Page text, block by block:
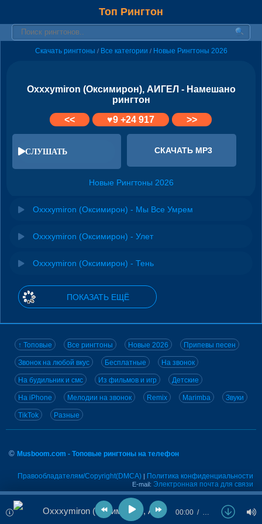
Топ Рингтон
Скачать рингтоны / Все категории / Новые Рингтоны 2026
Oxxxymiron (Оксимирон), АИГЕЛ - Намешано
рингтон
<<
♥9+24 917 >>
СЛУШАТЬ СКАЧАТЬ MP3
Новые Рингтоны 2026
Oxxxymiron (Оксимирон) - Мы Все Умрем
Oxxxymiron (Оксимирон) - Улет
Oxxxymiron (Оксимирон) - Тень
ПОКАЗАТЬ ЕЩЁ
↑ Топовые Все рингтоны Новые 2026 Припевы песен
Звонок на любой вкус Бесплатные На звонок
На будильник и смс Из фильмов и игр Детские
На iPhone Мелодии на звонок Remix Marimba Звуки
TikTok Разные
© Musboom.com - Топовые рингтоны на телефон
Правообладателям/Copyright(DMCA) | Политика конфиденциальности
E-mail: Электронная почта для связи
Oxxxymiron (Оксимирон), АИГЕЛ - Намешано 00:00 …